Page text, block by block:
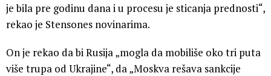
je bila pre godinu dana i u procesu je sticanja prednosti“,
rekao je Stensones novinarima.
On je rekao da bi Rusija „mogla da mobiliše oko tri puta
više trupa od Ukrajine“, da „Moskva rešava sankcije